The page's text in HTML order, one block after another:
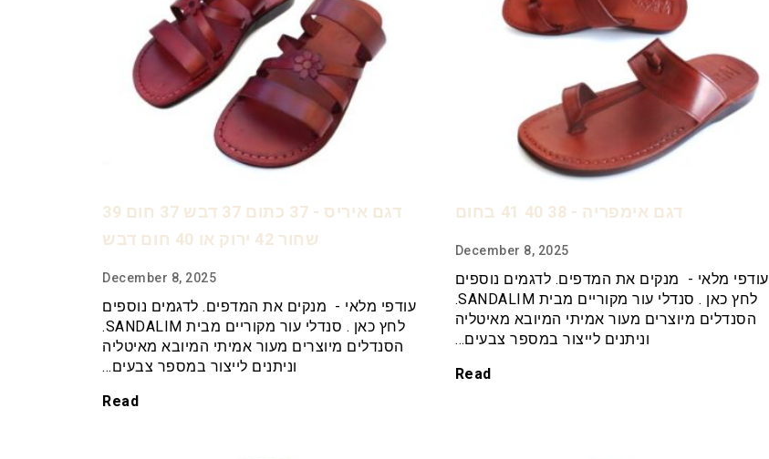
דגם אימפריה - 38 40 41 בחום
December 8, 2025
עודפי מלאי - מנקים את המדפים. לדגמים נוספים
לחץ כאן . סנדלי עור מקוריים מבית SANDALIM.
הסנדלים מיוצרים מעור אמיתי המיובא מאיטליה
וניתנים לייצור במספר צבעים…
Read
דגם איריס - 37 כתום 37 דבש 37 חום 39
שחור 42 ירוק או 40 חום דבש
December 8, 2025
עודפי מלאי - מנקים את המדפים. לדגמים נוספים
לחץ כאן . סנדלי עור מקוריים מבית SANDALIM.
הסנדלים מיוצרים מעור אמיתי המיובא מאיטליה
וניתנים לייצור במספר צבעים…
Read